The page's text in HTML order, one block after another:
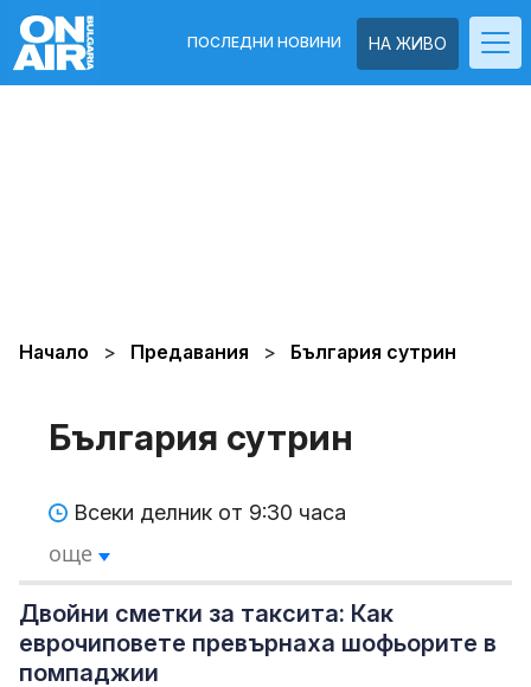
НА ЖИВО
ПОСЛЕДНИ НОВИНИ
Начало Предавания България сутрин
България сутрин
Всеки делник от 9:30 часа
още
Двойни сметки за таксита: Как
еврочиповете превърнаха шофьорите в
помпаджии